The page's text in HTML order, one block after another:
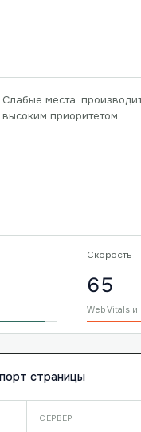
Слабые места:
высоким приоритетом.
Скорость
65
Web Vitals и
страницы
СЕРВЕР